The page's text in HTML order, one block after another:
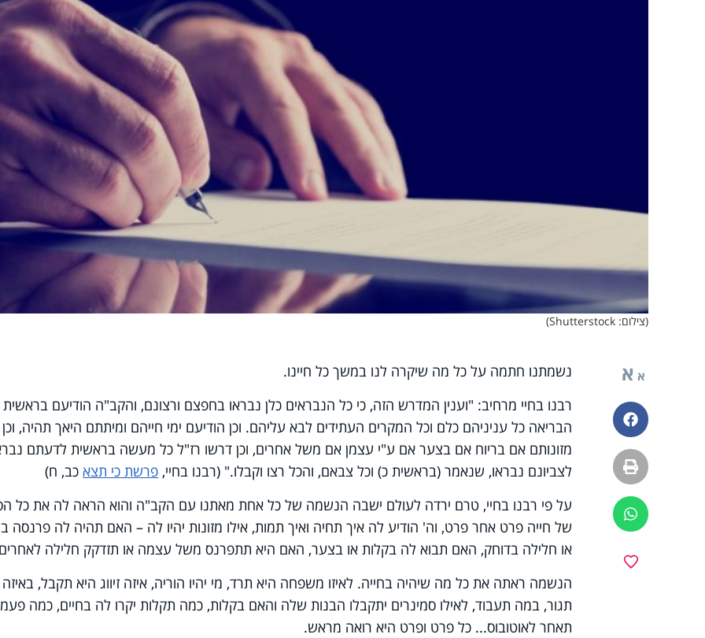
(צילום: Shutterstock)
א א
פייסבוק
הדפסה
ווטסאפ
נשמתנו חתמה על כל מה שיקרה לנו במשך כל חיינו.
רבנו בחיי מרחיב: "וענין המדרש הזה, כי כל הנבראים כלן נבראו בחפצם ורצונם, והקב"ה הודיעם בראשית
הבריאה כל עניניהם כלם וכל המקרים העתידים לבא עליהם. וכן הודיעם ימי חייהם ומיתתם היאך תהיה, וכן
מזונותם אם בריוח אם בצער אם ע"י עצמן אם משל אחרים, וכן דרשו רז"ל כל מעשה בראשית לדעתם
לצביונם נבראו, שנאמר (בראשית כ) וכל צבאם, והכל רצו וקבלו." (רבנו בחיי, פרשת כי תצאכב, ח)
על פי רבנו בחיי, טרם ירדה לעולם ישבה הנשמה של כל אחת מאתנו עם הקב"ה והוא הראה לה את כל
של חייה פרט אחר פרט, וה' הודיע לה איך תחיה ואיך תמות, אילו מזונות יהיו לה – האם תהיה לה פרנסה
או חלילה בדוחק, האם תבוא לה בקלות או בצער, האם היא תתפרנס משל עצמה או תזדקק חלילה
הנשמה ראתה את כל מה שיהיה בחייה. לאיזו משפחה היא תרד, מי יהיו הוריה, איזה זיווג היא תקבל,
תגור, במה תעבוד, לאילו סמינרים יתקבלו הבנות שלה והאם בקלות, כמה תקלות יקרו לה בחיים, כמה
תאחר לאוטובוס... כל פרט ופרט היא רואה מראש.